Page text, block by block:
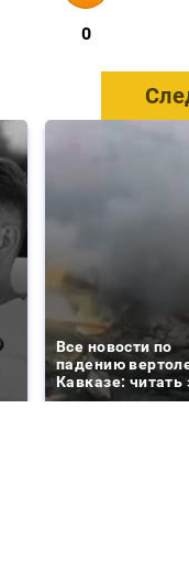
0
Все новости по
падению
Кавказе: читать